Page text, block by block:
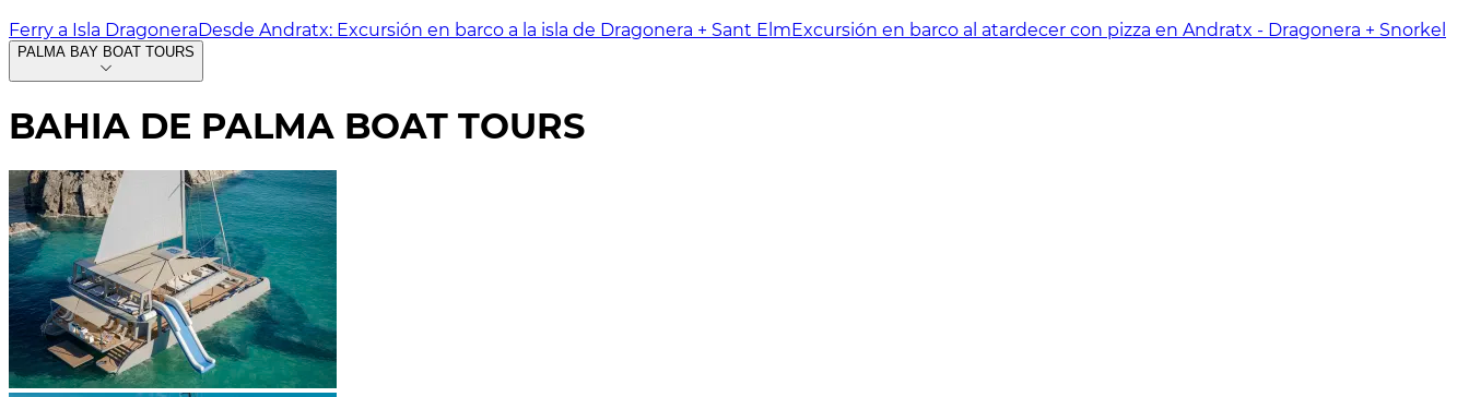
Ferry a Isla Dragonera Desde Andratx: Excursión en barco a la isla de Dragonera + Sant Elm Excursión en barco al atardecer con pizza en Andratx - Dragonera + Snorkel
PALMA BAY BOAT TOURS
BAHIA DE PALMA BOAT TOURS